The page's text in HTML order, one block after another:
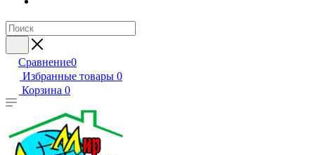
Сравнение0
Избранные товары 0
Корзина 0